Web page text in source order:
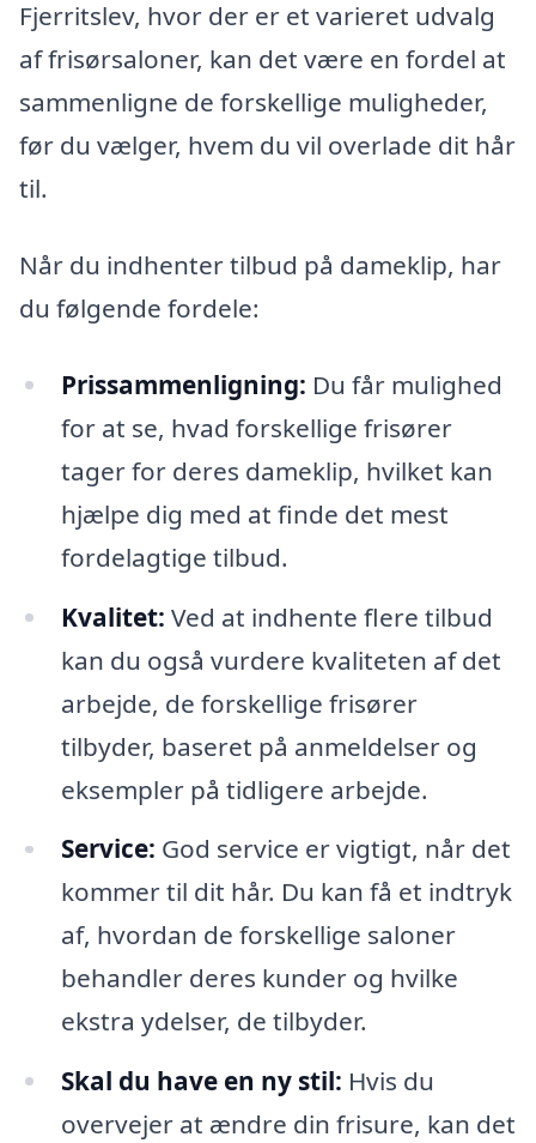
Fjerritslev, hvor der er et varieret udvalg
af frisørsaloner, kan det være en fordel at
sammenligne de forskellige muligheder,
før du vælger, hvem du vil overlade dit hår
til.
Når du indhenter tilbud på dameklip, har
du følgende fordele:
Prissammenligning: Du får mulighed
for at se, hvad forskellige frisører
tager for deres dameklip, hvilket kan
hjælpe dig med at finde det mest
fordelagtige tilbud.
Kvalitet: Ved at indhente flere tilbud
kan du også vurdere kvaliteten af det
arbejde, de forskellige frisører
tilbyder, baseret på anmeldelser og
eksempler på tidligere arbejde.
Service: God service er vigtigt, når det
kommer til dit hår. Du kan få et indtryk
af, hvordan de forskellige saloner
behandler deres kunder og hvilke
ekstra ydelser, de tilbyder.
Skal du have en ny stil: Hvis du
overvejer at ændre din frisure, kan det